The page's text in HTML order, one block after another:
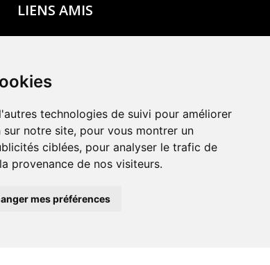
technologies de suivi pour améliorer
notre site, pour vous montrer un
ciblées, pour analyser le trafic de
provenance de nos visiteurs.
mes préférences
LIENS AMIS